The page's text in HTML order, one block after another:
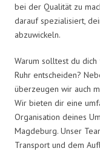
bei der Qualität zu
darauf spezialisiert,
abzuwickeln.
Warum solltest du
Ruhr entscheiden?
überzeugen wir auch
Wir bieten dir eine
Organisation deines
Magdeburg. Unser
Transport und dem